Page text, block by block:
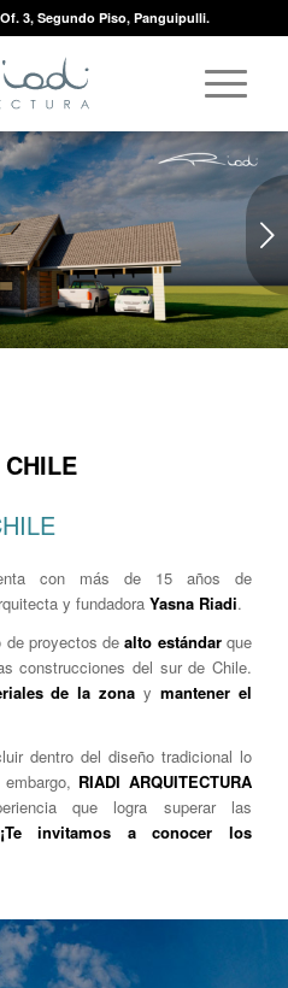
3, Segundo Piso, Panguipulli.
Posterior
con más de 15 años de
y fundadora Yasna Riadi.
proyectos de alto estándarque
construcciones del sur de Chile.
de la zona ymantener el
dentro del diseño tradicional lo
RIADI ARQUITECTURA
que logra superar las
¡Te invitamos a conocer los